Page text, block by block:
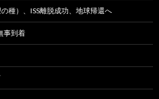
種）、ISS離脱成功、地球帰還へ
事到着